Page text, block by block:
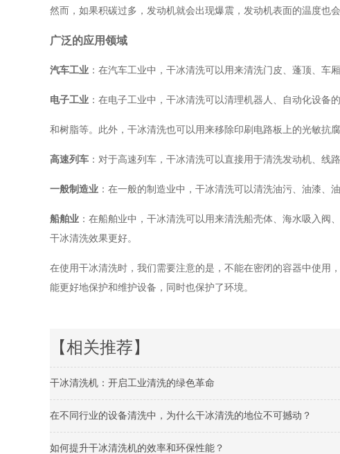
然而，如果积碳过多，发动机就会出现爆震，发动机表面的温度也
广泛的应用领域
汽车工业 ：在汽车工业中，干冰清洗可以用来清洗门皮、蓬顶、车
电子工业 ：在电子工业中，干冰清洗可以清理机器人、自动化设
和树脂等。此外，干冰清洗也可以用来移除印刷电路板上的光敏抗腐
高速列车 ：对于高速列车，干冰清洗可以直接用于清洗发动机、线
一般制造业 ：在一般的制造业中，干冰清洗可以清洗油污、油漆、
船舶业 ：在船舶业中，干冰清洗可以用来清洗船壳体、海水吸入阀
干冰清洗效果更好。
在使用干冰清洗时，我们需要注意的是，不能在密闭的容器中使用
能更好地保护和维护设备，同时也保护了环境。
【相关推荐】
干冰清洗机：开启工业清洗的绿色革命
在不同行业的设备清洗中，为什么干冰清洗的地位不可撼动？
如何提升干冰清洗机的效率和环保性能？